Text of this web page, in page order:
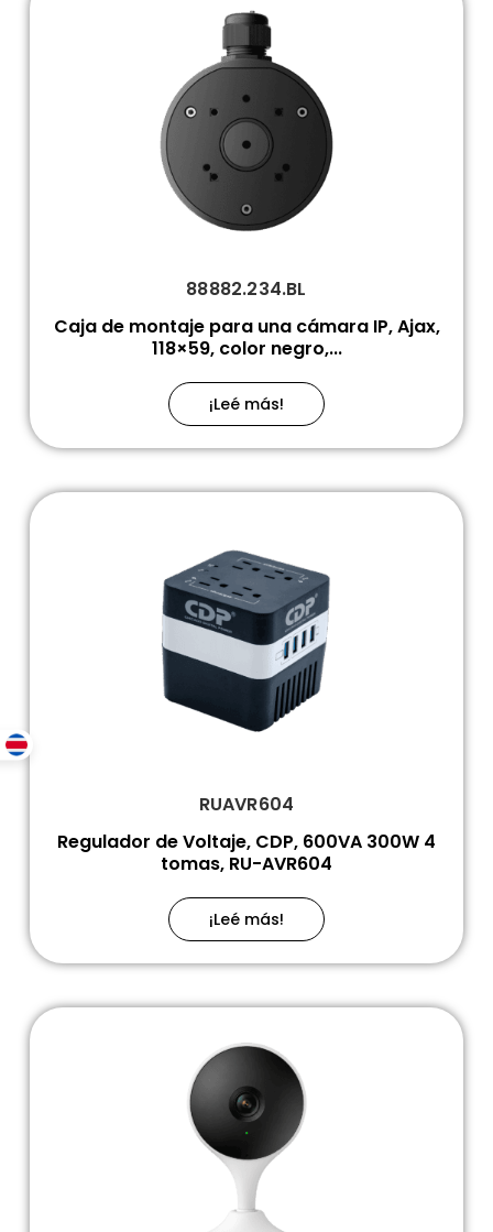
88882.234.BL
Caja de montaje para una cámara IP, Ajax,
118×59, color negro,...
¡Leé más!
RUAVR604
Regulador de Voltaje, CDP, 600VA 300W 4
tomas, RU-AVR604
¡Leé más!